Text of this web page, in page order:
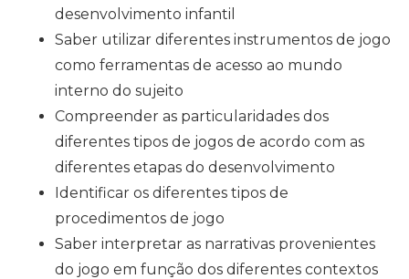
desenvolvimento infantil
Saber utilizar diferentes instrumentos de jogo
como ferramentas de acesso ao mundo
interno do sujeito
Compreender as particularidades dos
diferentes tipos de jogos de acordo com as
diferentes etapas do desenvolvimento
Identificar os diferentes tipos de
procedimentos de jogo
Saber interpretar as narrativas provenientes
do jogo em função dos diferentes contextos